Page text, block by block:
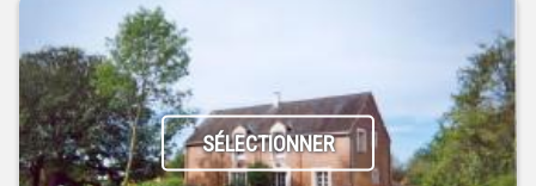
SÉLECTIONNER